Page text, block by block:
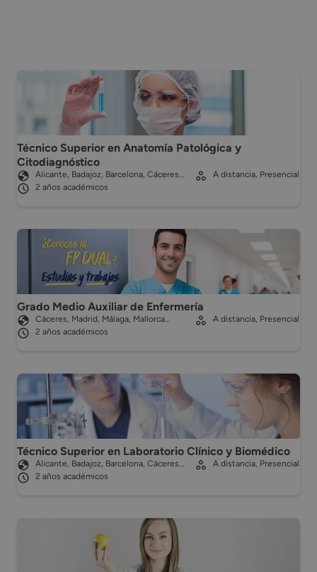
Técnico Superior en Anatomía Patológica y
Citodiagnóstico
Alicante, Badajoz, Barcelona, Cáceres…
2 años académicos
A distancia, Presencial
Grado Medio Auxiliar de Enfermería
Cáceres, Madrid, Málaga, Mallorca…
2 años académicos
A distancia, Presencial
Técnico Superior en Laboratorio Clínico y Biomédico
Alicante, Badajoz, Barcelona, Cáceres…
2 años académicos
A distancia, Presencial